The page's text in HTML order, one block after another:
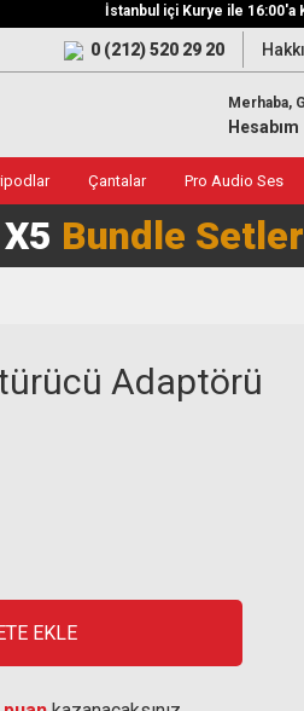
İstanbul içi Kurye ile 16:00'a
0 (212) 520 29 20
Merhaba,
Hesabım
Çantalar Pro Audio Ses
Bundle Setler
Adaptörü
EKLE